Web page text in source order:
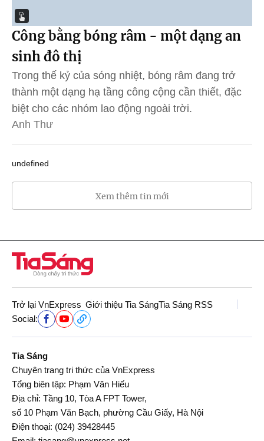
Công bằng bóng râm - một dạng an
sinh đô thị
Trong thế kỷ của sóng nhiệt, bóng râm đang trở
thành một dạng hạ tầng công cộng cần thiết, đặc
biệt cho các nhóm lao động ngoài trời.
Anh Thư
undefined
Xem thêm tin mới
Trở lại VnExpress Giới thiệu Tia SángTia Sáng RSS
Social:
Tia Sáng
Chuyên trang tri thức của VnExpress
Tổng biên tập: Phạm Văn Hiếu
Địa chỉ: Tầng 10, Tòa A FPT Tower,
số 10 Phạm Văn Bạch, phường Cầu Giấy, Hà Nội
Điện thoại: (024) 39428445